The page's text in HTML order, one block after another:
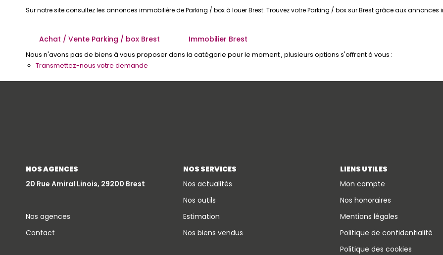
Sur notre site consultez les annonces immobilière de Parking / box à louer Brest. Trouvez votre Parking / box sur Brest grâce aux
Achat / Vente Parking / box Brest Immobilier Brest
Nous n'avons pas de biens à vous proposer dans la catégorie pour le moment , plusieurs options s'offrent à vous :
Transmettez-nous votre demande
NOS AGENCES
20 Rue Amiral Linois, 29200 Brest
Nos agences
Contact
NOS SERVICES
Nos actualités
Nos outils
Estimation
Nos biens vendus
LIENS UTILES
Mon compte
Nos honoraires
Mentions légales
Politique de confidentialité
Politique des cookies